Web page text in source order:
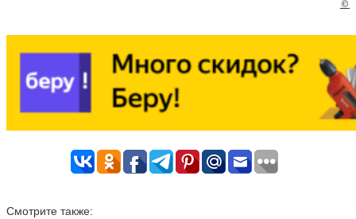
©
Смотрите также: